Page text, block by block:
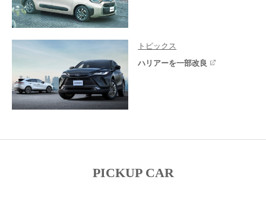
トピックス
ハリアーを一部改良
PICKUP CAR